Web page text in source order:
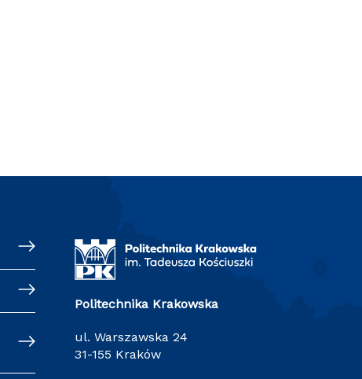
Politechnika Krakowska
ul. Warszawska 24
31-155 Kraków